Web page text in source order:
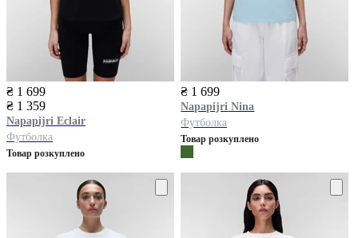
₴ 1 699
₴ 1 359
Napapijri Eclair
Футболка
Товар розкуплено
₴ 1 699
Napapijri Nina
Футболка
Товар розкуплено